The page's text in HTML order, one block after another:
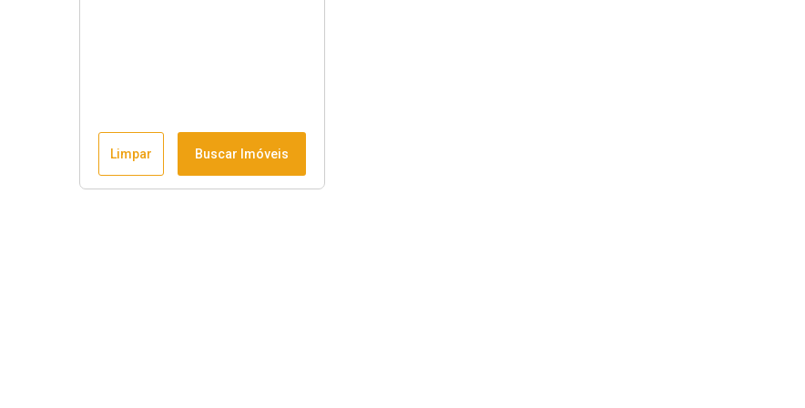
Limpar Buscar Imóveis